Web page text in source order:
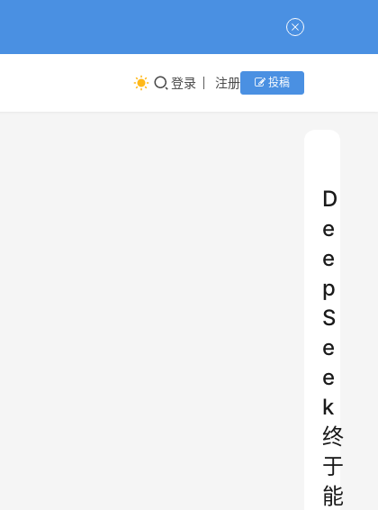
登录 注册 投稿
D
e
e
p
S
e
e
k
终
于
能